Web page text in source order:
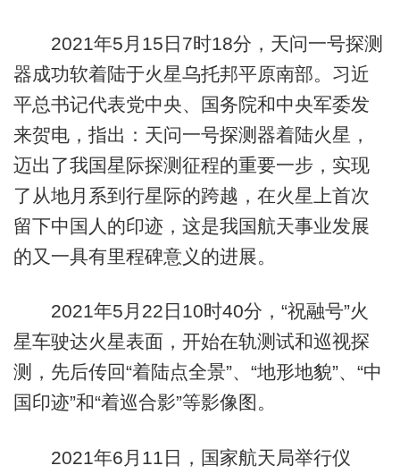
2021年5月15日7时18分，天问一号探测
器成功软着陆于火星乌托邦平原南部。习近
平总书记代表党中央、国务院和中央军委发
来贺电，指出：天问一号探测器着陆火星，
迈出了我国星际探测征程的重要一步，实现
了从地月系到行星际的跨越，在火星上首次
留下中国人的印迹，这是我国航天事业发展
的又一具有里程碑意义的进展。
2021年5月22日10时40分，“祝融号”火
星车驶达火星表面，开始在轨测试和巡视探
测，先后传回“着陆点全景”、“地形地貌”、“中
国印迹”和“着巡合影”等影像图。
2021年6月11日，国家航天局举行仪